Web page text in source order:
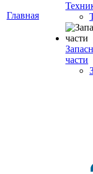
Главная
части